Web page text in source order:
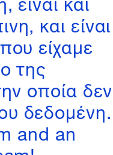
και είναι
είχαμε
της
οποία δεν
δεδομένη.
and an